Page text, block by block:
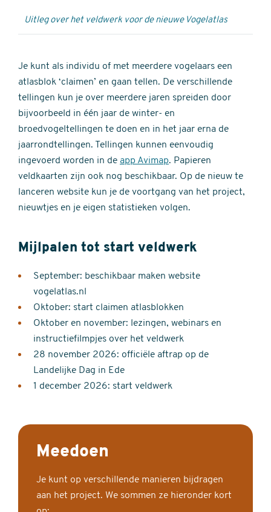
Uitleg over het veldwerk voor de nieuwe Vogelatlas
Je kunt als individu of met meerdere vogelaars een
atlasblok ‘claimen’ en gaan tellen. De verschillende
tellingen kun je over meerdere jaren spreiden door
bijvoorbeeld in één jaar de winter- en
broedvogeltellingen te doen en in het jaar erna de
jaarrondtellingen. Tellingen kunnen eenvoudig
ingevoerd worden in de app Avimap. Papieren
veldkaarten zijn ook nog beschikbaar. Op de nieuw te
lanceren website kun je de voortgang van het project,
nieuwtjes en je eigen statistieken volgen.
Mijlpalen tot start veldwerk
September: beschikbaar maken website
vogelatlas.nl
Oktober: start claimen atlasblokken
Oktober en november: lezingen, webinars en
instructiefilmpjes over het veldwerk
28 november 2026: officiële aftrap op de
Landelijke Dag in Ede
1 december 2026: start veldwerk
Meedoen
Je kunt op verschillende manieren bijdragen
aan het project. We sommen ze hieronder kort